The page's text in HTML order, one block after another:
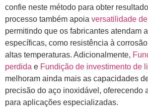
confie neste método para obter
processo também apoia versatilidade
permitindo que os fabricantes atendam
específicas, como resistência à
altas temperaturas. Adicionalmente,
perdida e Fundição de investimento de
melhoram ainda mais as capacidades
precisão do aço inoxidável, oferecendo
para aplicações especializadas.